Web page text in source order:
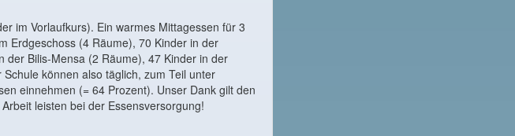
im Vorlaufkurs). Ein warmes Mittagessen für 3
Erdgeschoss (4 Räume), 70 Kinder in der
der Bilis-Mensa (2 Räume), 47 Kinder in der
können also täglich, zum Teil unter
einnehmen (= 64 Prozent). Unser Dank gilt den
leisten bei der Essensversorgung!